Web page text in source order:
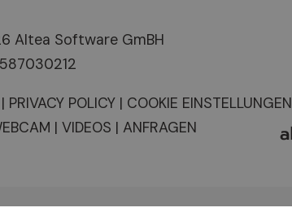
Altea Software GmBH
| PRIVACY POLICY| COOKIE EINSTELLUNGEN
| VIDEOS | ANFRAGEN